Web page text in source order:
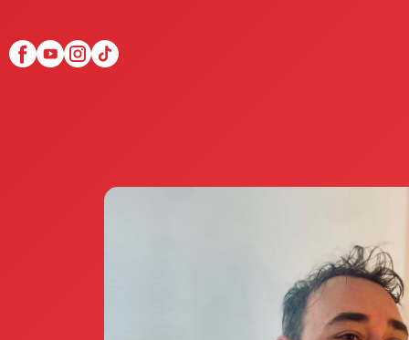
Scopri Club di Più
Le testimonianze Club